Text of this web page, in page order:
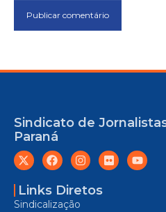
Sindicato de
Paraná
Links Diretos
Sindicalização